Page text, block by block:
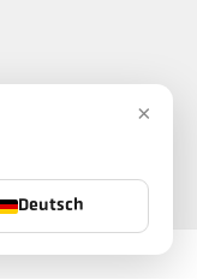
oder ein
×
Deutsch